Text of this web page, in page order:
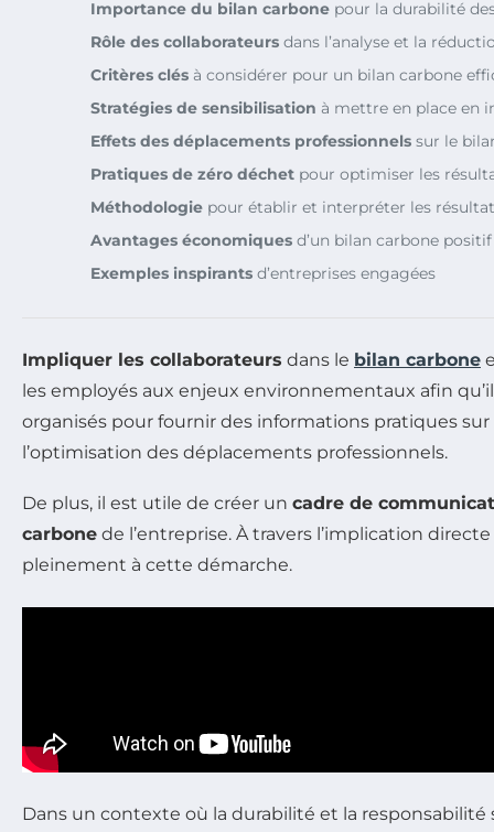
Importance du bilan carbone pour la durabilité
Rôle des collaborateurs dans l’analyse et la
Critères clés à considérer pour un bilan carbone
Stratégies de sensibilisation à mettre en place en
Effets des déplacements professionnels sur le
Pratiques de zéro déchet pour optimiser les
Méthodologie pour établir et interpréter les
Avantages économiques d’un bilan carbone positif
Exemples inspirants d’entreprises engagées
Impliquer les collaborateurs dans le bilan carbone
les employés aux enjeux environnementaux afin
organisés pour fournir des informations pratiques
l’optimisation des déplacements professionnels.
De plus, il est utile de créer un cadre de
carbone de l’entreprise. À travers l’implication
pleinement à cette démarche.
Dans un contexte où la durabilité et la